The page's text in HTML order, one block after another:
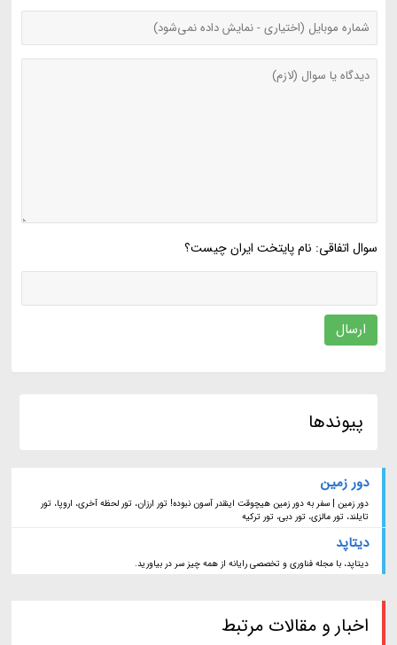
سوال اتفاقی: نام پایتخت ایران چیست؟
ارسال
پیوندها
دور زمین
دور زمین | سفر به دور زمین هیچوقت اینقدر آسون نبوده! تور ارزان، تور لحظه آخری، اروپا، تور
تایلند، تور مالزی، تور دبی، تور ترکیه
دیتاپد
دیتاپد، با مجله فناوری و تخصصی رایانه از همه چیز سر در بیاورید.
اخبار و مقالات مرتبط